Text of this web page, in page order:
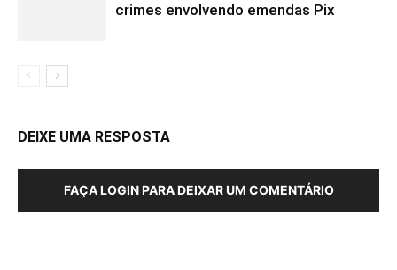
crimes envolvendo emendas Pix
DEIXE UMA RESPOSTA
FAÇA LOGIN PARA DEIXAR UM COMENTÁRIO